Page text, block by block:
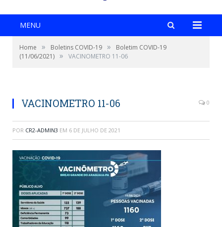
MENU
Home » Boletins COVID-19 »
Boletim COVID-19
(11/06/2021) » VACINOMETRO 11-06
VACINOMETRO 11-06 0
POR CR2-ADMIN3 EM 6 DE JULHO DE 2021